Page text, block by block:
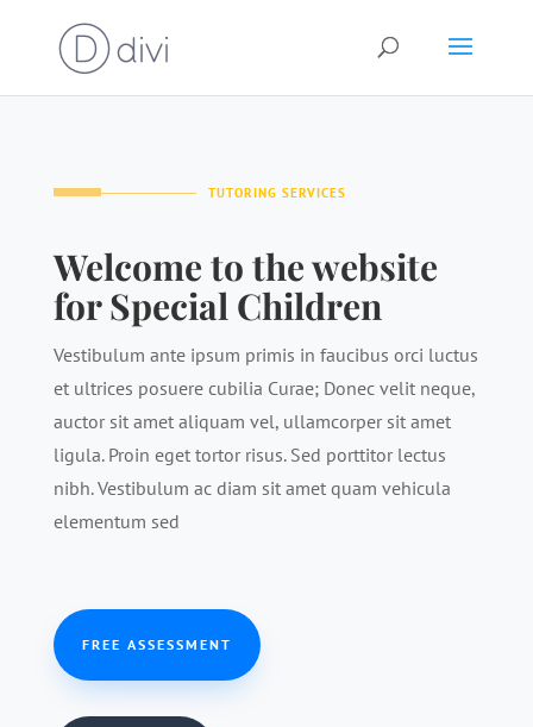
TUTORING SERVICES
Welcome to the website
for Special Children
Vestibulum ante ipsum primis in faucibus orci luctus
et ultrices posuere cubilia Curae; Donec velit neque,
auctor sit amet aliquam vel, ullamcorper sit amet
ligula. Proin eget tortor risus. Sed porttitor lectus
nibh. Vestibulum ac diam sit amet quam vehicula
elementum sed
FREE ASSESSMENT